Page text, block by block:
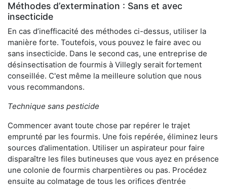
Méthodes d’extermination : Sans et avec
insecticide
En cas d’inefficacité des méthodes ci-dessus, utiliser la
manière forte. Toutefois, vous pouvez le faire avec ou
sans insecticide. Dans le second cas, une entreprise de
désinsectisation de fourmis à Villegly serait fortement
conseillée. C'est même la meilleure solution que nous
vous recommandons.
Technique sans pesticide
Commencer avant toute chose par repérer le trajet
emprunté par les fourmis. Une fois repérée, éliminez leurs
sources d’alimentation. Utiliser un aspirateur pour faire
disparaître les files butineuses que vous ayez en présence
une colonie de fourmis charpentières ou pas. Procédez
ensuite au colmatage de tous les orifices d’entrée